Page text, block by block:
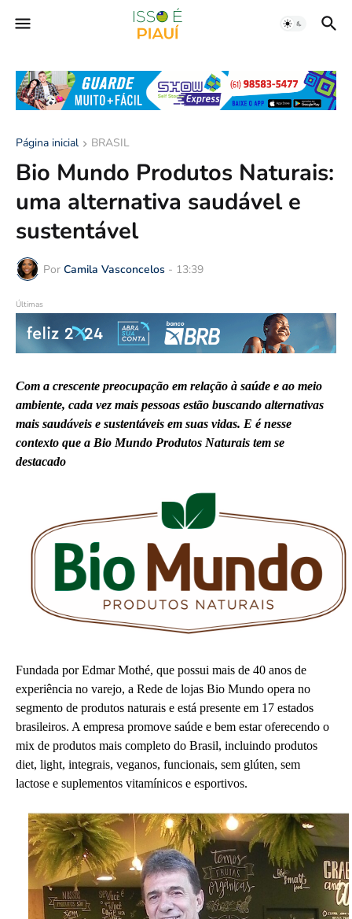
Página inicial BRASIL
Bio Mundo Produtos Naturais:
uma alternativa saudável e
sustentável
Por Camila Vasconcelos - 13:39
Últimas
Com a crescente preocupação em relação à saúde e ao meio
ambiente, cada vez mais pessoas estão buscando alternativas
mais saudáveis e sustentáveis em suas vidas. E é nesse
contexto que a Bio Mundo Produtos Naturais tem se
destacado
Fundada por Edmar Mothé, que possui mais de 40 anos de
experiência no varejo, a Rede de lojas Bio Mundo opera no
segmento de produtos naturais e está presente em 17 estados
brasileiros. A empresa promove saúde e bem estar oferecendo o
mix de produtos mais completo do Brasil, incluindo produtos
diet, light, integrais, veganos, funcionais, sem glúten, sem
lactose e suplementos vitamínicos e esportivos.